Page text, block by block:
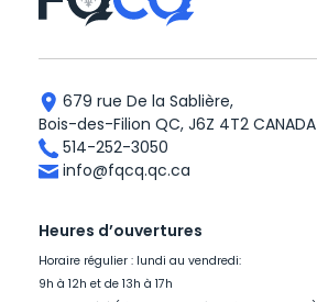
679 rue De la Sablière,
Bois-des-Filion QC, J6Z 4T2 CANADA
514-252-3050
info@fqcq.qc.ca
Heures d’ouvertures
Horaire régulier : lundi au vendredi:
9h à 12h et de 13h à 17h